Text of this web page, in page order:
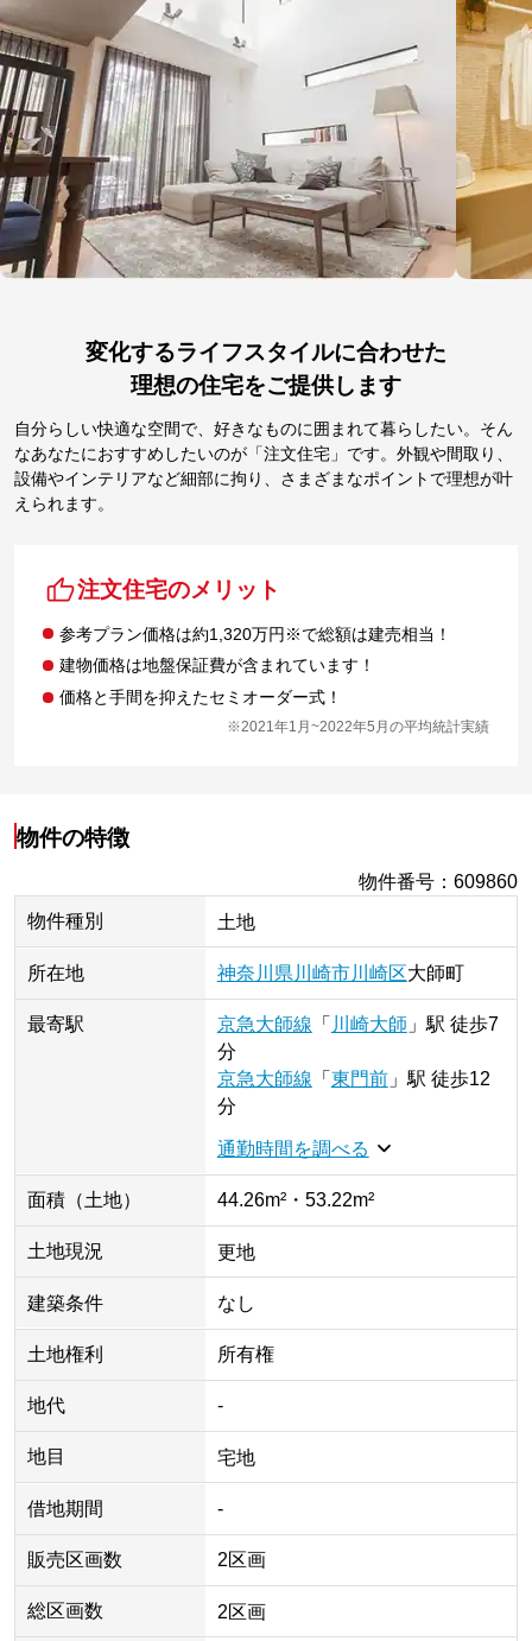
変化するライフスタイルに合わせた
理想の住宅をご提供します
自分らしい快適な空間で、好きなものに囲まれて暮らしたい。そん
なあなたにおすすめしたいのが「注文住宅」です。外観や間取り、
設備やインテリアなど細部に拘り、さまざまなポイントで理想が叶
えられます。
注文住宅のメリット
参考プラン価格は約1,320万円※で総額は建売相当！
建物価格は地盤保証費が含まれています！
価格と手間を抑えたセミオーダー式！
※2021年1月~2022年5月の平均統計実績
物件の特徴
物件番号 ：609860
物件種別
土地
所在地 神奈川県 川崎市川崎区大師町
最寄駅 京急大師線 「 川崎大師 」 駅 徒歩7
分
京急大師線 「 東門前」 駅 徒歩12
分
通勤時間を調べる
面積（土地） 44.26m²・53.22m²
土地現況 更地
建築条件 なし
土地権利 所有権
地代 -
地目 宅地
借地期間 -
販売区画数 2区画
総区画数 2区画